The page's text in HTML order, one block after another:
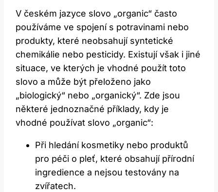
V českém jazyce slovo „organic“ často
používáme ve spojení s potravinami nebo
produkty, které neobsahují syntetické
chemikálie nebo pesticidy. Existují však i jiné
situace, ve kterých je vhodné použít toto
slovo a může být přeloženo jako
„biologický“ nebo „organický“. Zde jsou
některé jednoznačné příklady, kdy je
vhodné používat slovo „organic“:
Při hledání kosmetiky nebo produktů
pro péči o pleť, které obsahují přírodní
ingredience a nejsou testovány na
zvířatech.